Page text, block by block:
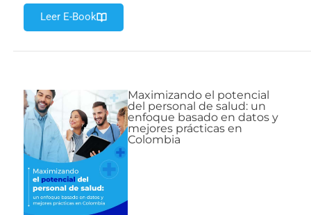
Leer E-Book
Maximizando el potencial
del personal de salud: un
enfoque basado en datos y
mejores prácticas en
Colombia